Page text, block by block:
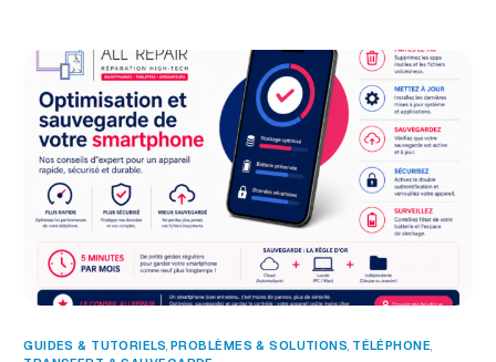
GUIDES & TUTORIELS,PROBLÈMES & SOLUTIONS, TÉLÉPHONE